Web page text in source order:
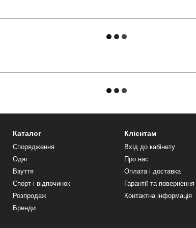
Каталог
Спорядження
Одяг
Взуття
Спорт і відпочинок
Розпродаж
Бренди
Клієнтам
Вхід до кабінету
Про нас
Оплата і доставка
Гарантії та повернення
Контактна інформація